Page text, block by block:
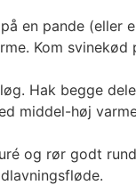
en pande
Kom
Hak begge
middel-høj
og rør godt